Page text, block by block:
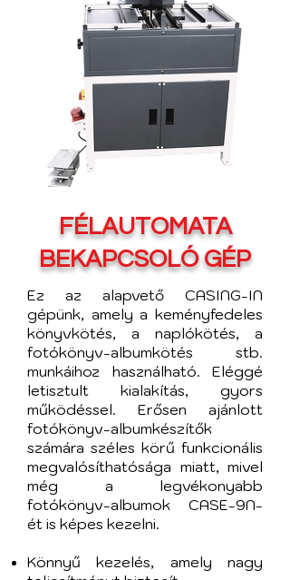
FÉLAUTOMATA
BEKAPCSOLÓ GÉP
Ez az alapvető CASING-IN
gépünk, amely a keményfedeles
könyvkötés, a naplókötés, a
fotókönyv-albumkötés stb.
munkáihoz használható. Eléggé
letisztult kialakítás, gyors
működéssel. Erősen ajánlott
fotókönyv-albumkészítők
számára széles körű funkcionális
megvalósíthatósága miatt, mivel
még a legvékonyabb
fotókönyv-albumok CASE-9N-
ét is képes kezelni.
Könnyű kezelés, amely nagy